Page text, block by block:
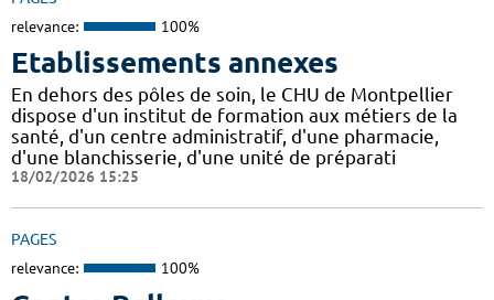
relevance: 100%
Etablissements annexes
En dehors des pôles de soin, le CHU de Montpellier
dispose d'un institut de formation aux métiers de la
santé, d'un centre administratif, d'une pharmacie,
d'une blanchisserie, d'une unité de préparati
18/02/2026 15:25
PAGES
relevance: 100%